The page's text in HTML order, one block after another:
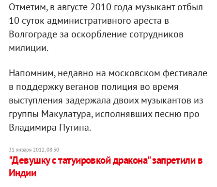
Отметим, в августе 2010 года музыкант отбыл
10 суток административного ареста в
Волгограде за оскорбление сотрудников
милиции.
Напомним, недавно на московском фестивале
в поддержку веганов полиция во время
выступления задержала двоих музыкантов из
группы Макулатура, исполнявших песню про
Владимира Путина.
31 января 2012, 08:30
"Девушку с татуировкой дракона" запретили в
Индии